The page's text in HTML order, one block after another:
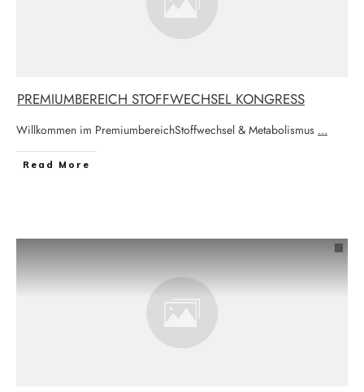
PREMIUMBEREICH STOFFWECHSEL KONGRESS
Willkommen im PremiumbereichStoffwechsel & Metabolismus ...
Read More